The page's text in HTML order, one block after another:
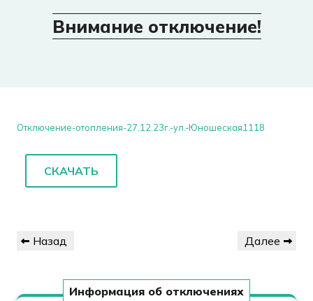
Внимание отключение!
Отключение-отопления-27.12.23г.-ул.-Юношеская1118
СКАЧАТЬ
по
Предыдущая
Назад
Следующая
Далее
Информация об отключениях